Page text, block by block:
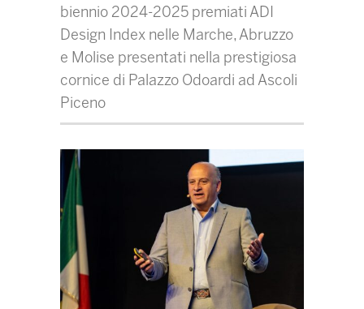
biennio 2024-2025 premiati ADI
Design Index nelle Marche, Abruzzo
e Molise presentati nella prestigiosa
cornice di Palazzo Odoardi ad Ascoli
Piceno